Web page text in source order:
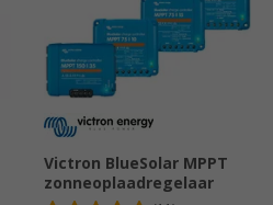
Victron BlueSolar MPPT
zonneoplaadregelaar